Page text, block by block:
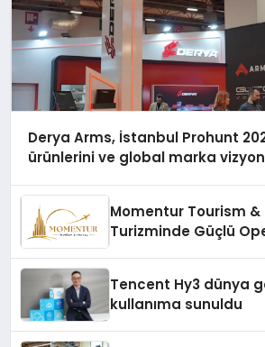
Derya Arms, İstanbul Prohunt
ürünlerini ve global marka
Momentur Tourism &
Turizminde Güçlü
Tencent Hy3 dünya
kullanıma sunuldu